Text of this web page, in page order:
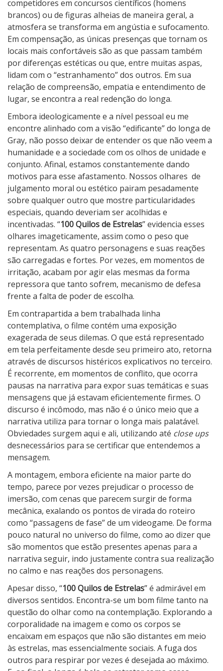
competidores em concursos científicos (homens
brancos) ou de figuras alheias de maneira geral, a
atmosfera se transforma em angústia e sufocamento.
Em compensação, as únicas presenças que tornam os
locais mais confortáveis são as que passam também
por diferenças estéticas ou que, entre muitas aspas,
lidam com o “estranhamento” dos outros. Em sua
relação de compreensão, empatia e entendimento de
lugar, se encontra a real redenção do longa.
Embora ideologicamente e a nível pessoal eu me
encontre alinhado com a visão “edificante” do longa de
Gray, não posso deixar de entender os que não veem a
humanidade e a sociedade com os olhos de unidade e
conjunto. Afinal, estamos constantemente dando
motivos para esse afastamento. Nossos olhares de
julgamento moral ou estético pairam pesadamente
sobre qualquer outro que mostre particularidades
especiais, quando deveriam ser acolhidas e
incentivadas. “100 Quilos de Estrelas” evidencia esses
olhares imageticamente, assim como o peso que
representam. As quatro personagens e suas reações
são carregadas e fortes. Por vezes, em momentos de
irritação, acabam por agir elas mesmas da forma
repressora que tanto sofrem, mecanismo de defesa
frente a falta de poder de escolha.
Em contrapartida a bem trabalhada linha
contemplativa, o filme contém uma exposição
exagerada de seus dilemas. O que está representado
em tela perfeitamente desde seu primeiro ato, retorna
através de discursos histéricos explicativos no terceiro.
É recorrente, em momentos de conflito, que ocorra
pausas na narrativa para expor suas temáticas e suas
mensagens que já estavam eficientemente firmes. O
discurso é incômodo, mas não é o único meio que a
narrativa utiliza para tornar o longa mais palatável.
Obviedades surgem aqui e ali, utilizando até close ups
desnecessários para se certificar que entendemos a
mensagem.
A montagem, embora eficiente na maior parte do
tempo, parece por vezes prejudicar o processo de
imersão, com cenas que parecem surgir de forma
mecânica, exalando os pontos de virada do roteiro
como “passagens de fase” de um videogame. De forma
pouco natural no universo do filme, como ao dizer que
são momentos que estão presentes apenas para a
narrativa seguir, indo justamente contra sua realização
no calmo e nas reações dos personagens.
Apesar disso, “100 Quilos de Estrelas” é admirável em
diversos sentidos. Encontra-se um bom filme tanto na
questão do olhar como na contemplação. Explorando a
corporalidade na imagem e como os corpos se
encaixam em espaços que não são distantes em meio
às estrelas, mas essencialmente sociais. A fuga dos
outros para respirar por vezes é desejada ao máximo.